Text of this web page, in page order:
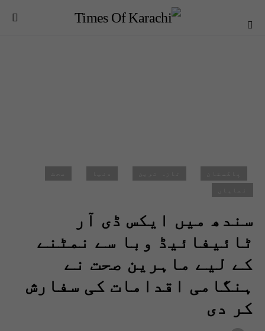
سندھ میں ایکس ڈی آر
ٹائیفائیڈ وبا سے نمٹنے
کے لیے ماہرین صحت نے
ہنگامی اقدامات کی سفارش
کر دی